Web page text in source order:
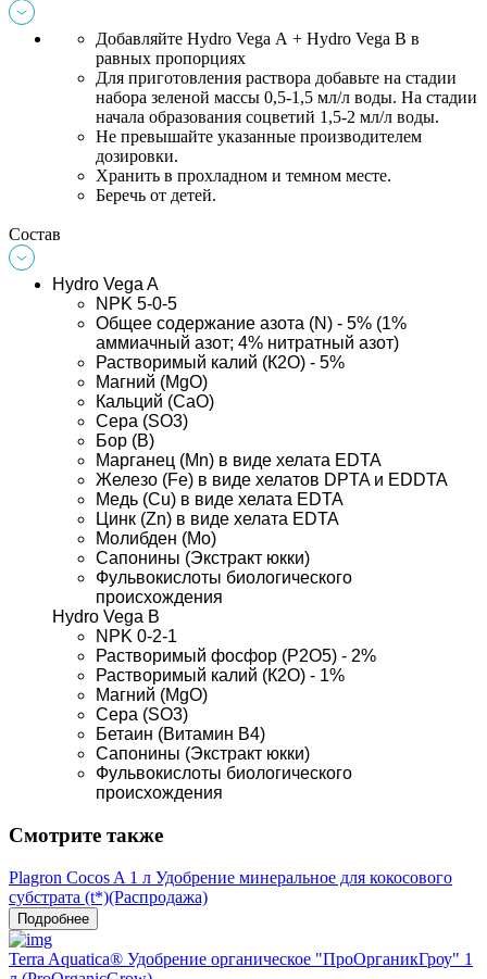
Добавляйте Hydro Vega А + Hydro Vega В в
равных пропорциях
Для приготовления раствора добавьте на стадии
набора зеленой массы 0,5-1,5 мл/л воды. На стадии
начала образования соцветий 1,5-2 мл/л воды.
Не превышайте указанные производителем
дозировки.
Хранить в прохладном и темном месте.
Беречь от детей.
Состав
Hydro Vega A
NPK 5-0-5
Общее содержание азота (N) - 5% (1%
аммиачный азот; 4% нитратный азот)
Растворимый калий (К2О) - 5%
Магний (MgO)
Кальций (СаО)
Сера (SO3)
Бор (В)
Марганец (Mn) в виде хелата EDTA
Железо (Fe) в виде хелатов DPTA и EDDTA
Медь (Cu) в виде хелата EDTA
Цинк (Zn) в виде хелата EDTA
Молибден (Мо)
Сапонины (Экстракт юкки)
Фульвокислоты биологического
происхождения
Hydro Vega B
NPK 0-2-1
Растворимый фосфор (Р2О5) - 2%
Растворимый калий (К2О) - 1%
Магний (MgO)
Сера (SO3)
Бетаин (Витамин В4)
Сапонины (Экстракт юкки)
Фульвокислоты биологического
происхождения
Смотрите также
Plagron Cocos A 1 л Удобрение минеральное для кокосового
субстрата (t*)(Распродажа)
Подробнее
Terra Aquatica® Удобрение органическое "ПроОрганикГроу" 1